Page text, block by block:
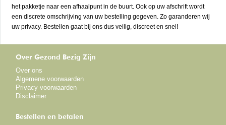
het pakketje naar een afhaalpunt in de buurt. Ook op uw afschrift wordt
een discrete omschrijving van uw bestelling gegeven. Zo garanderen wij
uw privacy. Bestellen gaat bij ons dus veilig, discreet en snel!
Over Gezond Bezig Zijn
Over ons
Algemene voorwaarden
Privacy voorwaarden
Disclaimer
Bestellen en betalen